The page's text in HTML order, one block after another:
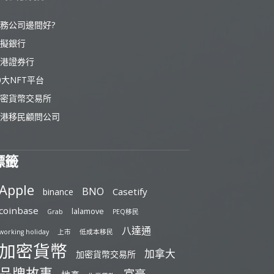
公司邊間好?
銀行
證券行
NFT平台
貨幣交易所
移民顧問公司
籤
binance BNO
Casetify
Grab lalamove PEQ移民
holiday 上市 低成本移民 八達通
密貨幣 加密貨幣交易所 加拿大